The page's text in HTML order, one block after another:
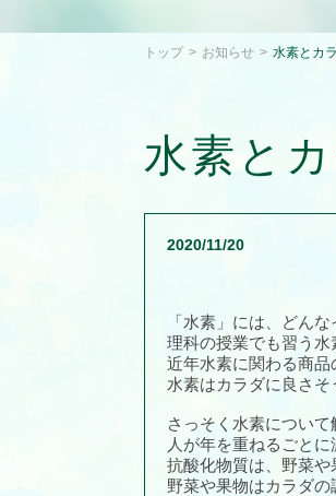
トップ お知らせ 水素とカ
水素と
2020/11/20
「水素」には、どん
理科の授業でも習う水
近年水素に関わる商品
水素はカラダに良さそ
さっそく水素について
人が年を重ねるごと
抗酸化物質は、野菜や
野菜や果物はカラダの